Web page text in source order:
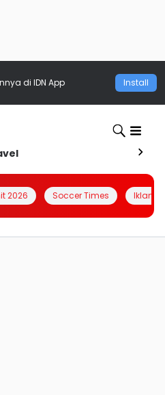
di IDN App Install
2026 Soccer Times Iklanin